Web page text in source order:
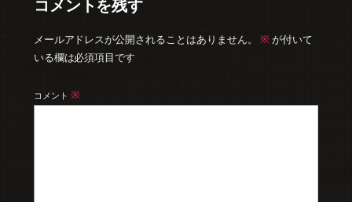
コメントを残す
メールアドレスが公開されることはありません。 ※ が付いて
いる欄は必須項目です
コメント ※